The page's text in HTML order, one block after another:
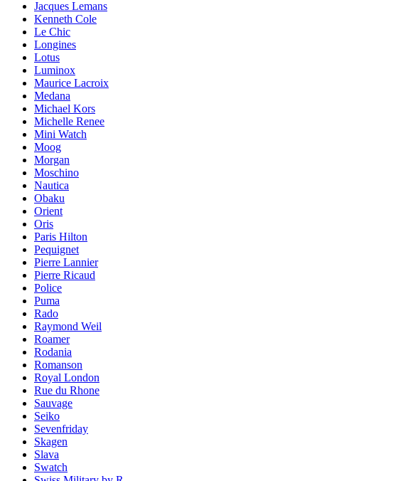
Jacques Lemans
Kenneth Cole
Le Chic
Longines
Lotus
Luminox
Maurice Lacroix
Medana
Michael Kors
Michelle Renee
Mini Watch
Moog
Morgan
Moschino
Nautica
Obaku
Orient
Oris
Paris Hilton
Pequignet
Pierre Lannier
Pierre Ricaud
Police
Puma
Rado
Raymond Weil
Roamer
Rodania
Romanson
Royal London
Rue du Rhone
Sauvage
Seiko
Sevenfriday
Skagen
Slava
Swatch